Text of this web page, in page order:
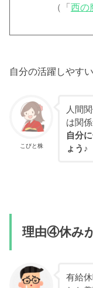
（「 西の
自分の活躍しやす
こびと株
人間
は関係
自分
ょう♪
理由④休み
有給